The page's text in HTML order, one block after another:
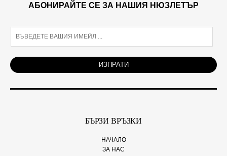
АБОНИРАЙТЕ СЕ ЗА НАШИЯ НЮЗЛЕТЪР
i
l
ИЗПРАТИ
БЪРЗИ ВРЪЗКИ
НАЧАЛО
ЗА НАС